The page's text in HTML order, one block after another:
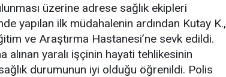
üzerine adrese sağlık ekipleri
yapılan ilk müdahalenin ardından Kutay K.,
ve Araştırma Hastanesi’ne sevk edildi.
alınan yaralı işçinin hayati tehlikesinin
durumunun iyi olduğu öğrenildi. Polis